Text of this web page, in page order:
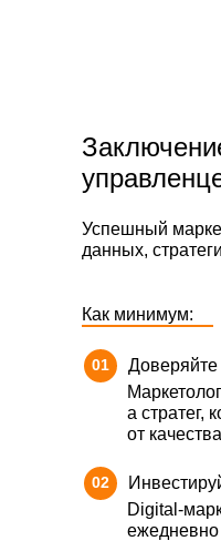
Успешный
данных,
Как минимум:
01
02
Digital-
Доверяйте
а стратег,
от